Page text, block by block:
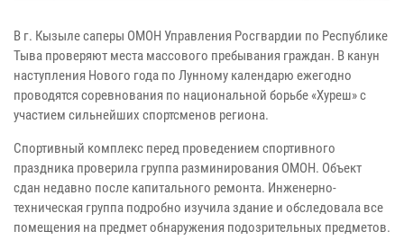
В г. Кызыле саперы ОМОН Управления Росгвардии по Республике
Тыва проверяют места массового пребывания граждан. В канун
наступления Нового года по Лунному календарю ежегодно
проводятся соревнования по национальной борьбе «Хуреш» с
участием сильнейших спортсменов региона.
Спортивный комплекс перед проведением спортивного
праздника проверила группа разминирования ОМОН. Объект
сдан недавно после капитального ремонта. Инженерно-
техническая группа подробно изучила здание и обследовала все
помещения на предмет обнаружения подозрительных предметов.